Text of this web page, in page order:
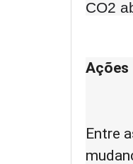
CO2
Ações
Entre